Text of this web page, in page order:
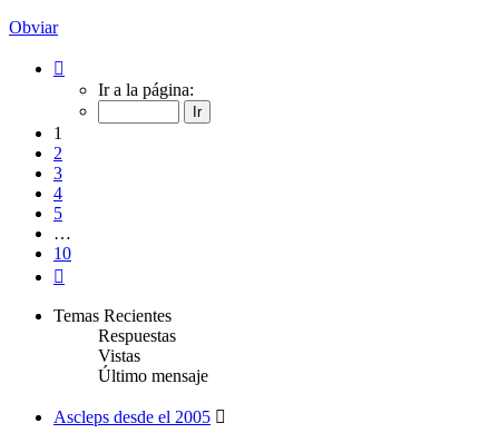
Obviar
Ir a la página:
1
2
3
4
5
…
10
Temas Recientes
Respuestas
Vistas
Último mensaje
Ascleps desde el 2005